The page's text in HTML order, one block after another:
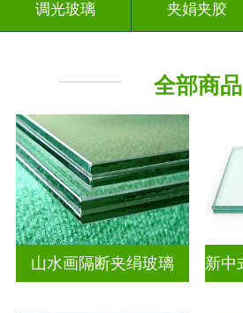
调光玻璃 夹娟夹胶
全部商品
山水画隔断夹绢玻璃